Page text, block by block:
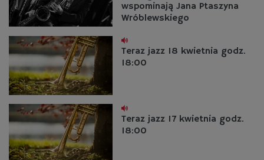
wspominają Jana Ptaszyna
Wróblewskiego
Teraz jazz 18 kwietnia godz.
18:00
Teraz jazz 17 kwietnia godz.
18:00